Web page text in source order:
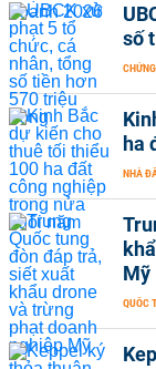
số
ha
NHÀ
Mỹ
QUỐC